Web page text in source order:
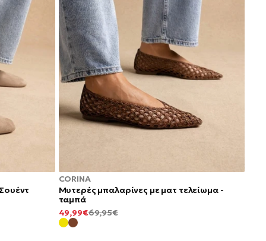
CORINA
Μυτερές μπαλαρίνες με ματ τελείωμα -
ταμπά
ΚΑΝΟΝΙΚΉ
69,95€
ΕΛΆΧΙΣΤΗ
ΤΙΜΉ
49,99€